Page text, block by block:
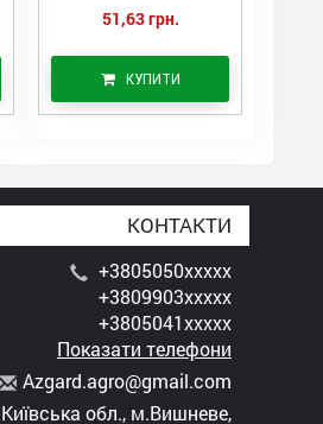
51,63 грн.
КУПИТИ
КОНТАКТИ
+3805050xxxxx
+3809903xxxxx
+3805041xxxxx
Показати телефони
Azgard.agro@gmail.com
Київська обл., м.Вишневе,